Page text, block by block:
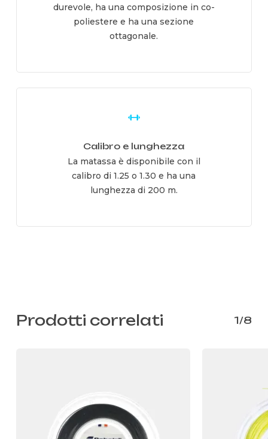
durevole, ha una composizione in co-
poliestere e ha una sezione
ottagonale.
Calibro e lunghezza
La matassa è disponibile con il
calibro di 1.25 o 1.30 e ha una
lunghezza di 200 m.
Prodotti correlati 1/8